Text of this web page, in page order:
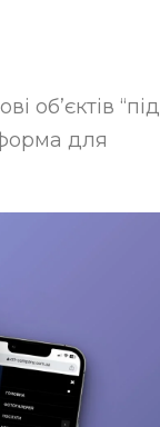
об’єктів “під
для